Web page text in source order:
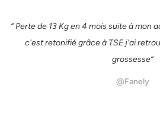
“ Perte de 13 Kg en 4 mois suite à mon
c'est retonifié grâce à TSE j'ai
grossesse“
@Fanely